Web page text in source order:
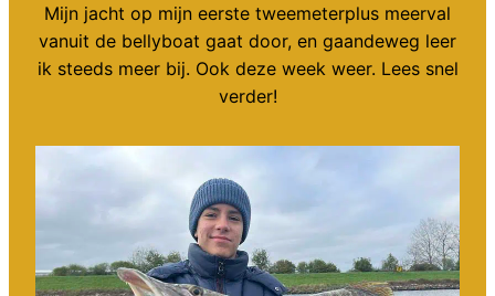
Mijn jacht op mijn eerste tweemeterplus meerval
vanuit de bellyboat gaat door, en gaandeweg leer
ik steeds meer bij. Ook deze week weer. Lees snel
verder!